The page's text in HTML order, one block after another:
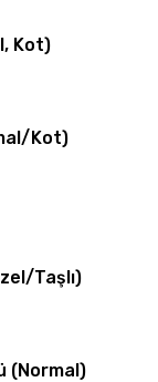
Kot)
Kot)
Taşlı)
(Normal)